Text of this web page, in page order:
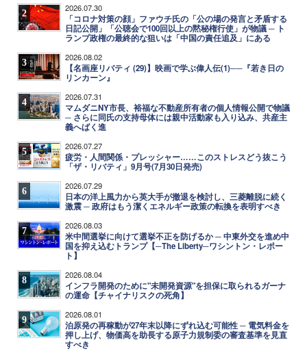
2 2026.07.30
「コロナ対策の顔」ファウチ氏の「公の場の発言と矛盾する
日記公開」「公聴会で100回以上の黙秘権行使」が物議 ─ ト
ランプ政権の最終的な狙いは「中国の責任追及」にある
3 2026.08.02
【名画座リバティ (29)】映画で学ぶ偉人伝(1)──『若き日の
リンカーン』
4 2026.07.31
マムダニNY市長、裕福な不動産所有者の個人情報公開で物議
─ さらに同氏の支持母体には親中活動家も入り込み、共産主
義へばく進
5 2026.07.27
疲労・人間関係・プレッシャー……このストレスどう抜こう
「ザ・リバティ」9月号(7月30日発売)
6 2026.07.29
日本の洋上風力から英大手が撤退を検討し、三菱離脱に続く
激震 ─ 政府はもう潔くエネルギー政策の転換を表明すべき
7 2026.08.03
米中間選挙に向けて選挙不正を防げるか ─ 中東外交を進め中
国を抑え込むトランプ【─The Liberty─ワシントン・レポー
ト】
8 2026.08.04
インフラ開発のために"未開発資源"を担保に取られるガーナ
の運命【チャイナリスクの死角】
9 2026.08.01
泊原発の再稼動が27年末以降にずれ込む可能性 ─ 電気料金を
押し上げ、物価高を助長する原子力規制委の審査基準を見直
すべき